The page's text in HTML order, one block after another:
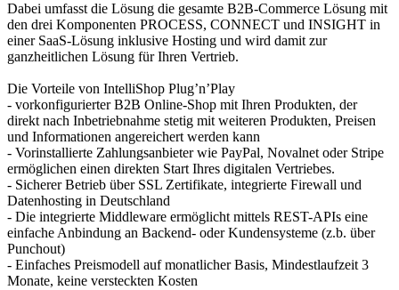
Dabei umfasst die Lösung die gesamte B2B-Commerce Lösung mit
den drei Komponenten PROCESS, CONNECT und INSIGHT in
einer SaaS-Lösung inklusive Hosting und wird damit zur
ganzheitlichen Lösung für Ihren Vertrieb.
Die Vorteile von IntelliShop Plug’n’Play
- vorkonfigurierter B2B Online-Shop mit Ihren Produkten, der
direkt nach Inbetriebnahme stetig mit weiteren Produkten, Preisen
und Informationen angereichert werden kann
- Vorinstallierte Zahlungsanbieter wie PayPal, Novalnet oder Stripe
ermöglichen einen direkten Start Ihres digitalen Vertriebes.
- Sicherer Betrieb über SSL Zertifikate, integrierte Firewall und
Datenhosting in Deutschland
- Die integrierte Middleware ermöglicht mittels REST-APIs eine
einfache Anbindung an Backend- oder Kundensysteme (z.b. über
Punchout)
- Einfaches Preismodell auf monatlicher Basis, Mindestlaufzeit 3
Monate, keine versteckten Kosten